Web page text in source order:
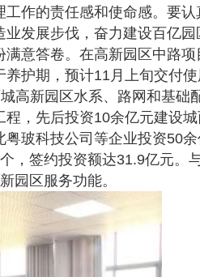
作的责任感和使命感。要认
发展步伐，奋力建设百亿园
意答卷。在高新园区中路项
护期，预计11月上旬交付
高新园区水系、路网和基础
，先后投资10余亿元建设城
玻科技公司等企业投资50
，签约投资额达31.9亿元。
园区服务功能。